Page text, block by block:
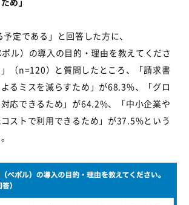
定である」と回答した方に、
ポル）の導入の目的・理由を教えてくださ
（n=120）と質問したところ、「請求書
るミスを減らすため」が68.3%、「グロ
応できるため」が64.2%、「中小企業や
ストで利用できるため」が37.5%という